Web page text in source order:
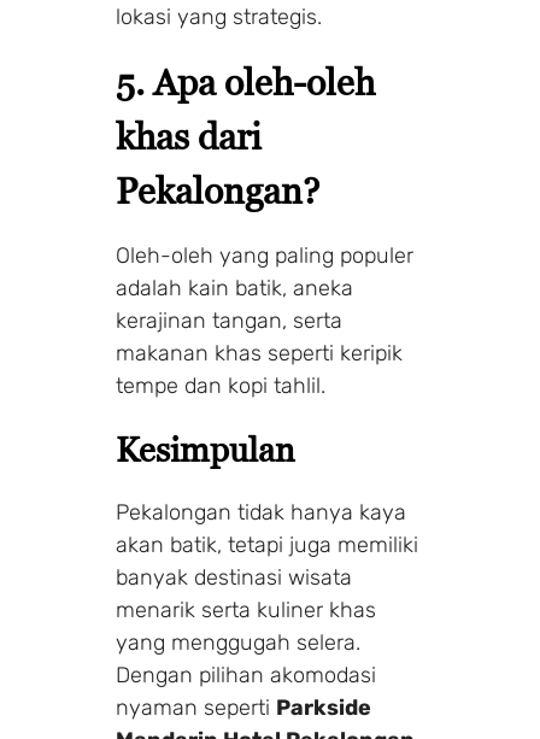
lokasi yang strategis.
5. Apa oleh-oleh
khas dari
Pekalongan?
Oleh-oleh yang paling populer
adalah kain batik, aneka
kerajinan tangan, serta
makanan khas seperti keripik
tempe dan kopi tahlil.
Kesimpulan
Pekalongan tidak hanya kaya
akan batik, tetapi juga memiliki
banyak destinasi wisata
menarik serta kuliner khas
yang menggugah selera.
Dengan pilihan akomodasi
nyaman seperti Parkside